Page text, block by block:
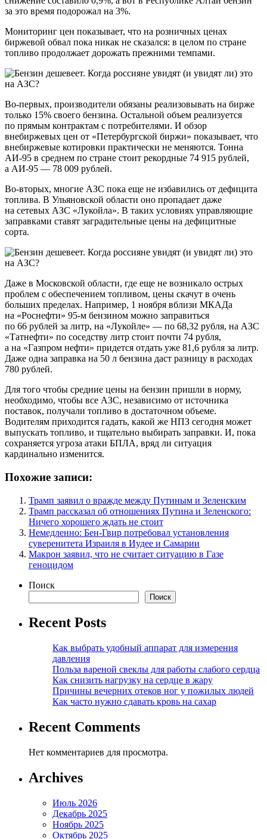
за это время подорожал на 3%.
Мониторинг цен показывает, что на розничных ценах
биржевой обвал пока никак не сказался: в целом по стране
топливо продолжает дорожать прежними темпами.
Во-первых, производители обязаны реализовывать на бирже
только 15% своего бензина. Остальной объем реализуется
по прямым контрактам с потребителями. И обзор
внебиржевых цен от «Петербургской биржи» показывает, что
внебиржевые котировки практически не меняются. Тонна
АИ-95 в среднем по стране стоит рекордные 74 915 рублей,
а АИ-95 — 78 009 рублей.
Во-вторых, многие АЗС пока еще не избавились от дефицита
топлива. В Ульяновской области оно пропадает даже
на сетевых АЗС «Лукойла». В таких условиях управляющие
заправками ставят заградительные цены на дефицитные
сорта.
Даже в Московской области, где еще не возникало острых
проблем с обеспечением топливом, цены скачут в очень
больших пределах. Например, 1 ноября вблизи МКАДа
на «Роснефти» 95-м бензином можно заправиться
по 66 рублей за литр, на «Лукойле» — по 68,32 рубля, на АЗС
«Татнефти» по соседству литр стоит почти 74 рубля,
а на «Газпром нефти» придется отдать уже 81,6 рубля за литр.
Даже одна заправка на 50 л бензина даст разницу в расходах
780 рублей.
Для того чтобы средние цены на бензин пришли в норму,
необходимо, чтобы все АЗС, независимо от источника
поставок, получали топливо в достаточном объеме.
Водителям приходится гадать, какой же НПЗ сегодня может
выпускать топливо, и тщательно выбирать заправки. И, пока
сохраняется угроза атаки БПЛА, вряд ли ситуация
кардинально изменится.
Похожие записи:
Трамп заявил о вражде между Путиным и Зеленским
Трамп рассказал об отношениях Путина и Зеленского:
Ничего хорошего ждать не стоит
Немедленно: Бен-Гвир потребовал установления
суверенитета Израиля в Иудее и Самарии
Макрон заявил, что не считает ситуацию в Газе
геноцидом
Поиск
Поиск
Recent Posts
Как выбрать удобный аппарат для измерения
давления
Польза вареной свеклы для работы слабого сердца
Как снизить нагрузку на сердце в жару
Причины вечерних отеков ног у пожилых людей
Как часто нужно сдавать кровь на сахар
Recent Comments
Нет комментариев для просмотра.
Archives
Июль 2026
Декабрь 2025
Ноябрь 2025
Октябрь 2025